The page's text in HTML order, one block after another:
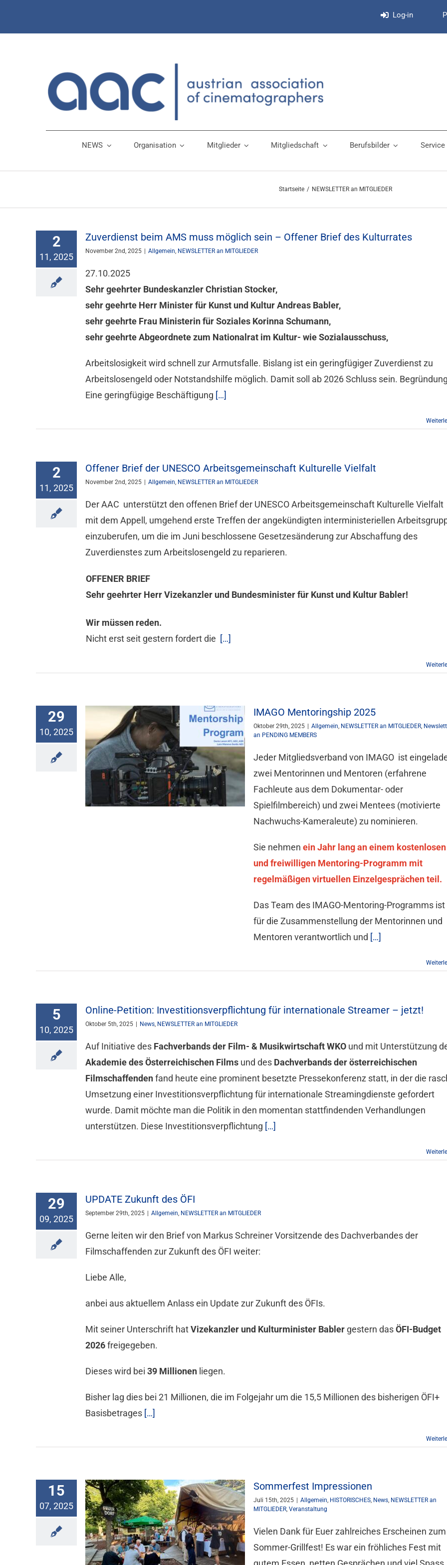
Log-in
NEWS Organisation Mitglieder Mitgliedschaft Berufsbilder Service
Startseite NEWSLETTER an MITGLIEDER
2
11, 2025
Zuverdienst beim AMS muss möglich sein – Offener Brief des Kulturrates
November 2nd, 2025 | Allgemein NEWSLETTER an MITGLIEDER
27.10.2025
Sehr geehrter Bundeskanzler Christian Stocker,
sehr geehrte Herr Minister für Kunst und Kultur Andreas Babler,
sehr geehrte Frau Ministerin für Soziales Korinna Schumann,
sehr geehrte Abgeordnete zum Nationalrat im Kultur- wie Sozialausschuss,
Arbeitslosigkeit wird schnell zur Armutsfalle. Bislang ist ein geringfügiger Zuverdienst zu
Arbeitslosengeld oder Notstandshilfe möglich. Damit soll ab 2026 Schluss sein.
Eine geringfügige Beschäftigung […]
2
11, 2025
Offener Brief der UNESCO Arbeitsgemeinschaft Kulturelle Vielfalt
November 2nd, 2025 | Allgemein NEWSLETTER an MITGLIEDER
Der AAC unterstützt den offenen Brief der UNESCO Arbeitsgemeinschaft Kulturelle Vielfalt
mit dem Appell, umgehend erste Treffen der angekündigten interministeriellen
einzuberufen, um die im Juni beschlossene Gesetzesänderung zur Abschaffung des
Zuverdienstes zum Arbeitslosengeld zu reparieren.
OFFENER BRIEF
Sehr geehrter Herr Vizekanzler und Bundesminister für Kunst und Kultur Babler!
Wir müssen reden.
Nicht erst seit gestern fordert die […]
29
10, 2025
IMAGO Mentoringship 2025
Oktober 29th, 2025 | Allgemein NEWSLETTER an MITGLIEDER
an PENDING MEMBERS
Jeder Mitgliedsverband von IMAGO ist
zwei Mentorinnen und Mentoren (erfahrene
Fachleute aus dem Dokumentar- oder
Spielfilmbereich) und zwei Mentees (motivierte
Nachwuchs-Kameraleute) zu nominieren.
Sie nehmen ein Jahr lang an einem kostenlosen
und freiwilligen Mentoring-Programm mit
regelmäßigen virtuellen Einzelgesprächen teil.
Das Team des IMAGO-Mentoring-Programms ist
für die Zusammenstellung der Mentorinnen und
Mentoren verantwortlich und […]
5
10, 2025
Online-Petition: Investitionsverpflichtung für internationale Streamer – jetzt!
Oktober 5th, 2025 | News NEWSLETTER an MITGLIEDER
Auf Initiative des Fachverbands der Film- & Musikwirtschaft WKO und mit Unterstützung
Akademie des Österreichischen Films und des Dachverbands der österreichischen
Filmschaffendenfand heute eine prominent besetzte Pressekonferenz statt, in der die
Umsetzung einer Investitionsverpflichtung für internationale Streamingdienste gefordert
wurde. Damit möchte man die Politik in den momentan stattfindenden Verhandlungen
unterstützen. Diese Investitionsverpflichtung […]
29
09, 2025
UPDATE Zukunft des ÖFI
September 29th, 2025 | Allgemein NEWSLETTER an MITGLIEDER
Gerne leiten wir den Brief von Markus Schreiner Vorsitzende des Dachverbandes der
Filmschaffenden zur Zukunft des ÖFI weiter:
Liebe Alle,
anbei aus aktuellem Anlass ein Update zur Zukunft des ÖFIs.
Mit seiner Unterschrift hatVizekanzler und Kulturminister Babler gestern dasÖFI-Budget
2026freigegeben.
Dieses wird bei 39 Millionen liegen.
Bisher lag dies bei 21 Millionen, die im Folgejahr um die 15,5 Millionen des bisherigen ÖFI+
Basisbetrages […]
15
07, 2025
Sommerfest Impressionen
Juli 15th, 2025 | Allgemein HISTORISCHES News NEWSLETTER an
MITGLIEDER Veranstaltung
Vielen Dank für Euer zahlreiches Erscheinen zum
Sommer-Grillfest! Es war ein fröhliches Fest mit